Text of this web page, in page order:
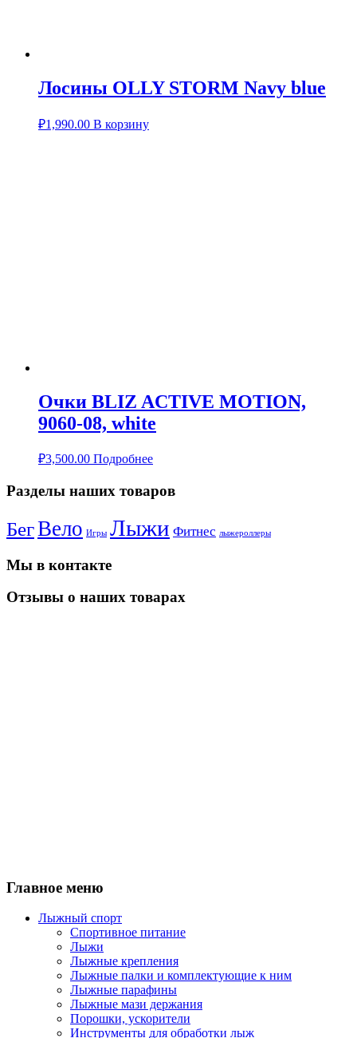
Лосины OLLY STORM Navy blue
₽1,990.00 В корзину
Очки BLIZ ACTIVE MOTION,
9060-08, white
₽3,500.00 Подробнее
Разделы наших товаров
БегВело Игры Лыжи Фитнес лыжероллеры
Мы в контакте
Отзывы о наших товарах
Главное меню
Лыжный спорт
Спортивное питание
Лыжи
Лыжные крепления
Лыжные палки и комплектующие к ним
Лыжные парафины
Лыжные мази держания
Порошки, ускорители
Инструменты для обработки лыж